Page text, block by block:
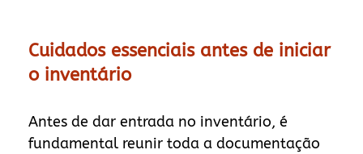
Cuidados essenciais antes de iniciar
o inventário
Antes de dar entrada no inventário, é
fundamental reunir toda a documentação